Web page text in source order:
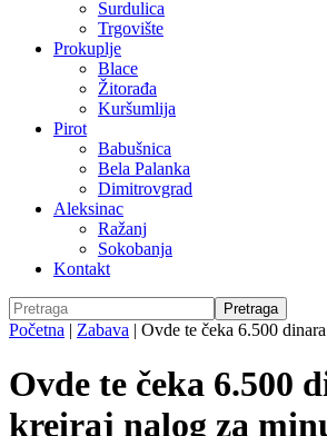
Surdulica
Trgovište
Prokuplje
Blace
Žitorađa
Kuršumlija
Pirot
Babušnica
Bela Palanka
Dimitrovgrad
Aleksinac
Ražanj
Sokobanja
Kontakt
Početna | Zabava | Ovde te čeka 6.500 dinara
Ovde te čeka 6.500
kreiraj nalog za